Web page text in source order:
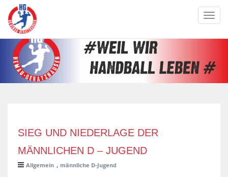
SIEG UND NIEDERLAGE DER
MÄNNLICHEN D – JUGEND
Allgemein , männliche D-Jugend